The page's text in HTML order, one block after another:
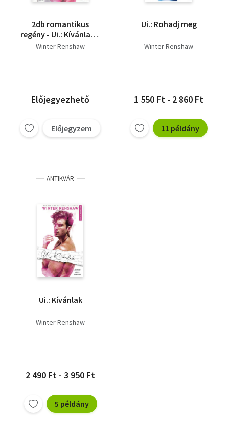
2db romantikus
regény - Ui.: Kívánlak +
Ui.: Rohadj meg
Winter Renshaw
Előjegyezhető
Előjegyzem
Ui.: Rohadj meg
Winter Renshaw
1 550 Ft - 2 860 Ft
11 példány
ANTIKVÁR
Ui.: Kívánlak
Winter Renshaw
2 490 Ft - 3 950 Ft
5 példány